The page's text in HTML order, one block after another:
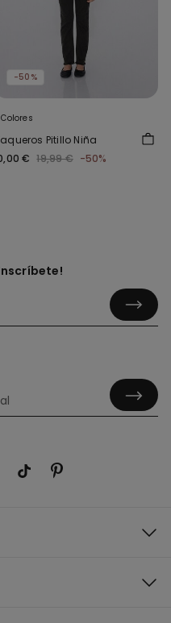
-50%
Pitillo Niña
€ 19,99 € -50%